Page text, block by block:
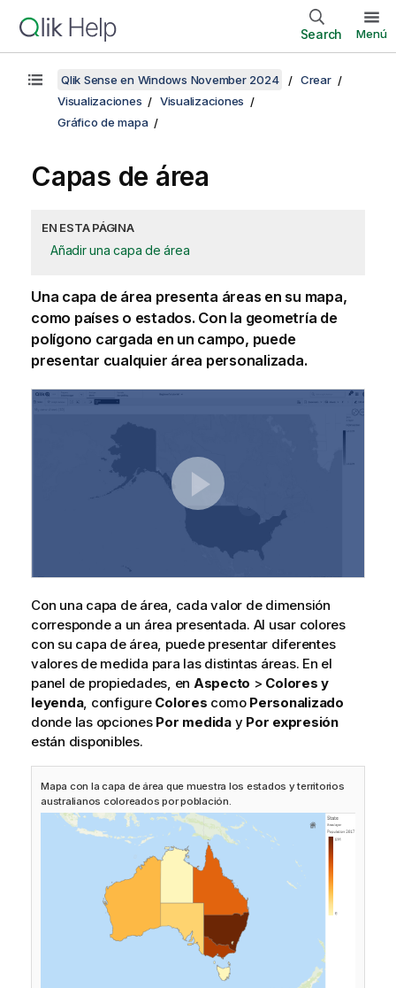
Search Menú
Qlik Sense en Windows November 2024
Crear
Visualizaciones
Visualizaciones
Gráfico de mapa
Capas de área
EN ESTA PÁGINA
Añadir una capa de área
Una capa de área presenta áreas en su mapa,
como países o estados. Con la geometría de
polígono cargada en un campo, puede
presentar cualquier área personalizada.
Con una capa de área, cada valor de dimensión
corresponde a un área presentada. Al usar colores
con su capa de área, puede presentar diferentes
valores de medida para las distintas áreas. En el
panel de propiedades, en Aspecto > Colores y
leyenda, configure Colores como Personalizado
donde las opciones Por mediday Por expresión
están disponibles.
Mapa con la capa de área que muestra los estados y territorios
australianos coloreados por población.